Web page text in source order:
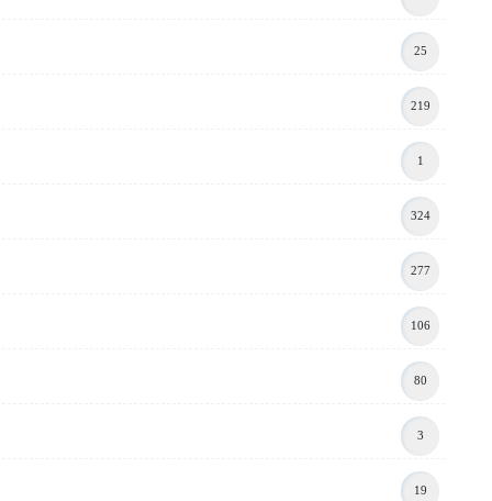
25
219
1
324
277
106
80
3
19